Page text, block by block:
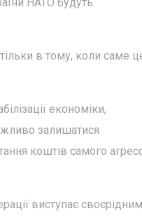
в тому, коли саме
економіки,
залишатися
коштів самого
виступає своєрідним